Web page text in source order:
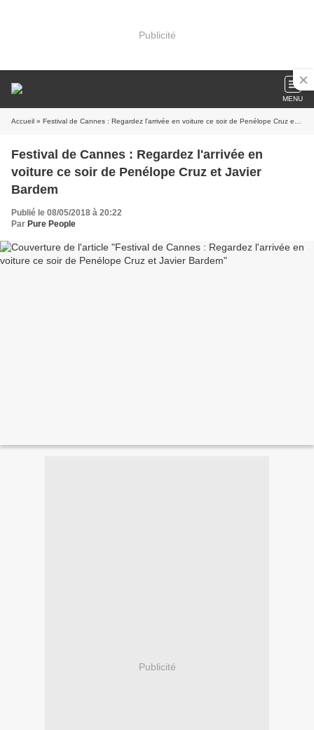
Publicité
MENU
Accueil » Festival de Cannes : Regardez l'arrivée en voiture ce soir de Penélope Cruz et Javier Bardem
Festival de Cannes : Regardez l'arrivée en
voiture ce soir de Penélope Cruz et Javier
Bardem
Publié le 08/05/2018 à 20:22
Par Pure People
Publicité